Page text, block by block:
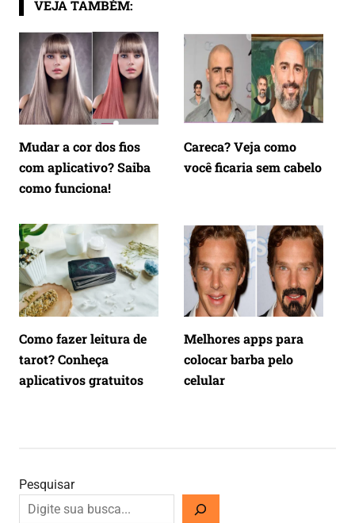
VEJA TAMBÉM:
Mudar a cor dos fios
com aplicativo? Saiba
como funciona!
Careca? Veja como
você ficaria sem cabelo
Como fazer leitura de
tarot? Conheça
aplicativos gratuitos
Melhores apps para
colocar barba pelo
celular
Pesquisar